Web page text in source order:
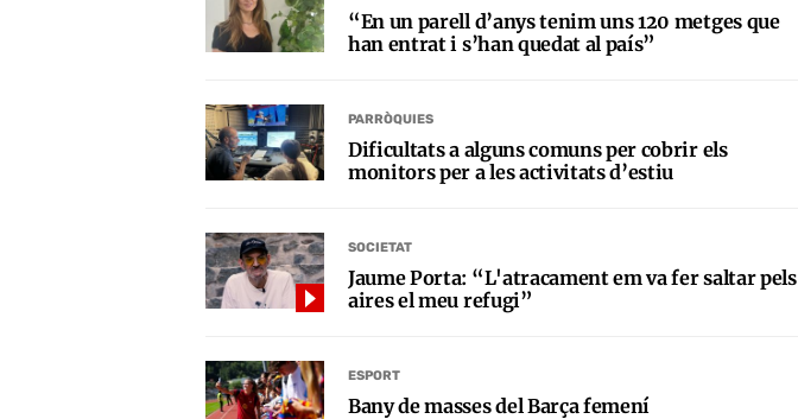
“En un parell d’anys tenim uns 120 metges que
han entrat i s’han quedat al país”
PARRÒQUIES
Dificultats a alguns comuns per cobrir els
monitors per a les activitats d’estiu
SOCIETAT
Jaume Porta: “L'atracament em va fer saltar pels
aires el meu refugi”
ESPORT
Bany de masses del Barça femení